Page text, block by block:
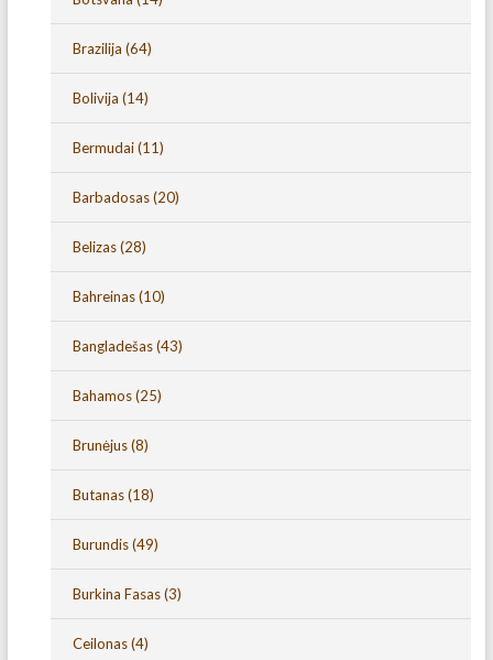
Brazilija (64)
Bolivija (14)
Bermudai(11)
Barbadosas(20)
Belizas(28)
Bahreinas(10)
Bangladešas(43)
Bahamos(25)
Brunėjus(8)
Butanas(18)
Burundis(49)
Burkina Fasas(3)
Ceilonas(4)